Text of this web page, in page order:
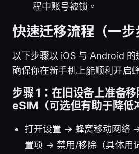
程中账号被锁。
快速迁移流程（一步
以下步骤以 iOS 与 Android 的
确保你在新手机上能顺利开启
步骤 1：在旧设备上准备
eSIM（可选但有助于降低
打开设置 → 蜂窝移动网络
置项 → 禁用/移除（具体用